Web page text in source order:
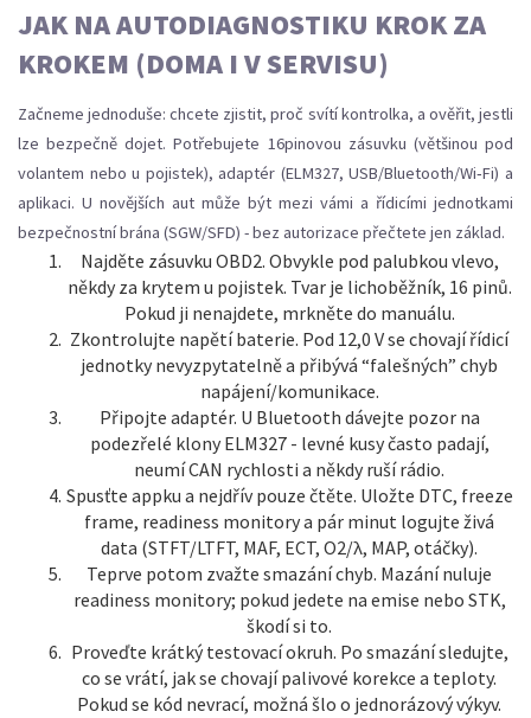
JAK NA AUTODIAGNOSTIKU KROK ZA
KROKEM (DOMA I V SERVISU)
Začneme jednoduše: chcete zjistit, proč svítí kontrolka, a ověřit, jestli
lze bezpečně dojet. Potřebujete 16pinovou zásuvku (většinou pod
volantem nebo u pojistek), adaptér (ELM327, USB/Bluetooth/Wi‑Fi) a
aplikaci. U novějších aut může být mezi vámi a řídicími jednotkami
bezpečnostní brána (SGW/SFD) - bez autorizace přečtete jen základ.
Najděte zásuvku OBD2. Obvykle pod palubkou vlevo,
někdy za krytem u pojistek. Tvar je lichoběžník, 16 pinů.
Pokud ji nenajdete, mrkněte do manuálu.
Zkontrolujte napětí baterie. Pod 12,0 V se chovají řídicí
jednotky nevyzpytatelně a přibývá “falešných” chyb
napájení/komunikace.
Připojte adaptér. U Bluetooth dávejte pozor na
podezřelé klony ELM327 - levné kusy často padají,
neumí CAN rychlosti a někdy ruší rádio.
Spusťte appku a nejdřív pouze čtěte. Uložte DTC, freeze
frame, readiness monitory a pár minut logujte živá
data (STFT/LTFT, MAF, ECT, O2/λ, MAP, otáčky).
Teprve potom zvažte smazání chyb. Mazání nuluje
readiness monitory; pokud jedete na emise nebo STK,
škodí si to.
Proveďte krátký testovací okruh. Po smazání sledujte,
co se vrátí, jak se chovají palivové korekce a teploty.
Pokud se kód nevrací, možná šlo o jednorázový výkyv.